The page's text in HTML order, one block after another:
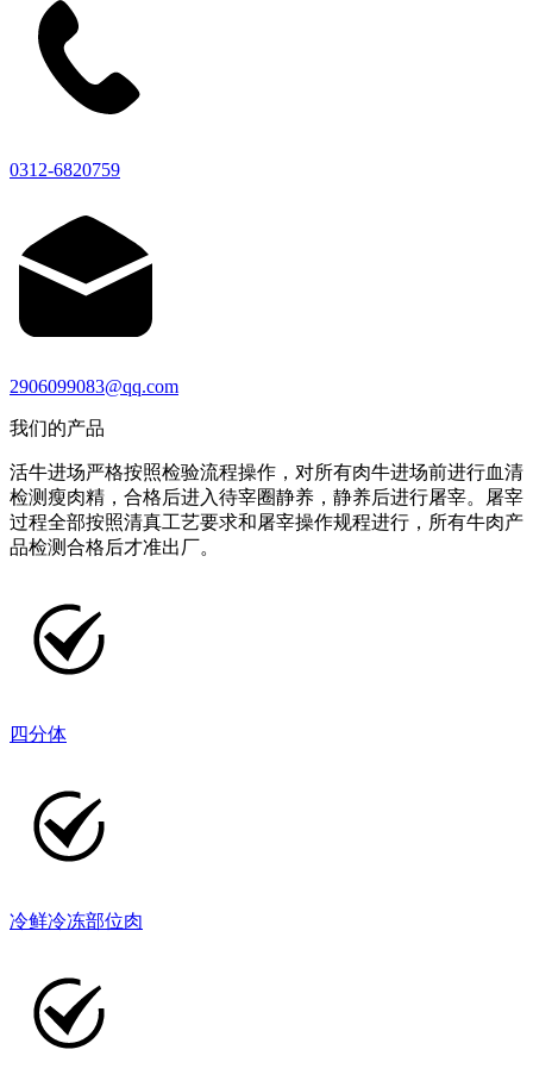
0312-6820759
2906099083@qq.com
我们的产品
活牛进场严格按照检验流程操作，对所有肉牛进场前进行血清
检测瘦肉精，合格后进入待宰圈静养，静养后进行屠宰。屠宰
过程全部按照清真工艺要求和屠宰操作规程进行，所有牛肉产
品检测合格后才准出厂。
四分体
冷鲜冷冻部位肉